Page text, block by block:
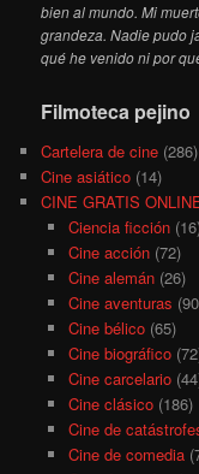
bien al mundo. Mi
grandeza. Nadie pudo
qué he venido ni por
Filmoteca pejino
Cartelera de cine (286)
Cine asiático (14)
CINE GRATIS
Ciencia ficción
Cine acción(72)
Cine alemán(26)
Cine aventuras
Cine bélico(65)
Cine biográfico
Cine carcelario
Cine clásico(186)
Cine de
Cine de comedia